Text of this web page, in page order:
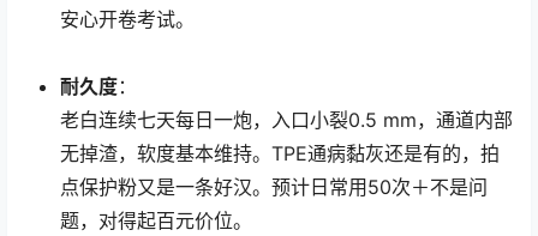
安心开卷考试。
耐久度：
老白连续七天每日一炮，入口小裂0.5 mm，通道内部
无掉渣，软度基本维持。TPE通病黏灰还是有的，拍
点保护粉又是一条好汉。预计日常用50次＋不是问
题，对得起百元价位。